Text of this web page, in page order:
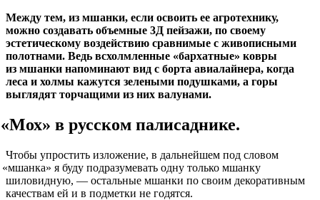
Между тем, из мшанки, если освоить ее агротехнику,
можно создавать объемные 3Д пейзажи, по своему
эстетическому воздействию сравнимые с живописными
полотнами. Ведь всхолмленные «бархатные» ковры
из мшанки напоминают вид с борта авиалайнера, когда
леса и холмы кажутся зелеными подушками, а горы
выглядят торчащими из них валунами.
«Мох» в русском палисаднике.
Чтобы упростить изложение, в дальнейшем под словом
«мшанка» я буду подразумевать одну только мшанку
шиловидную, — остальные мшанки по своим декоративным
качествам ей и в подметки не годятся.